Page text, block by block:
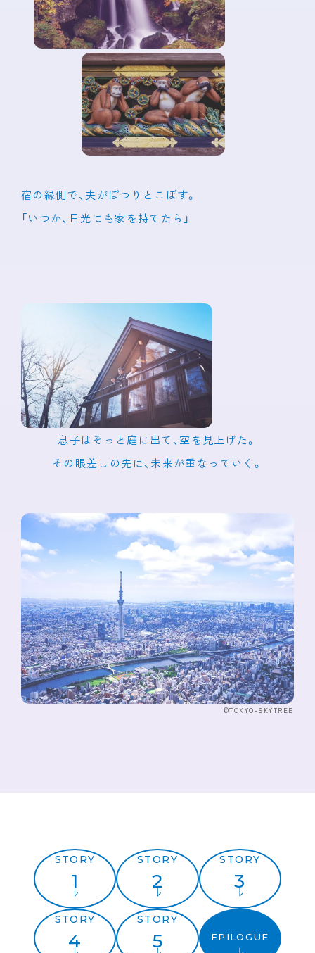
宿の縁側で、夫がぽつりとこぼす。
「いつか、日光にも家を持てたら」
その眼差しの先に、未来が重なっていく。
息子はそっと庭に出て、空を見上げた。
©TOKYO-SKYTREE
STORY
1
STORY
2
STORY
3
STORY
4
STORY
5 EPILOGUE